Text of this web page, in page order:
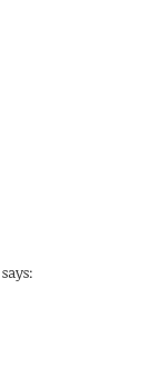
says: